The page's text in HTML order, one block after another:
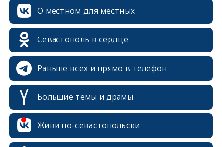
О местном для местных
Севастополь в сердце
Раньше всех и прямо в телефон
Большие темы и драмы
Живи по-севастопольски